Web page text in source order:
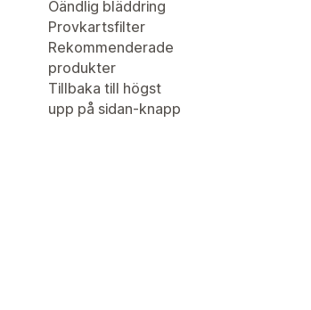
Oändlig bläddring
Provkartsfilter
Rekommenderade
produkter
Tillbaka till högst
upp på sidan-knapp